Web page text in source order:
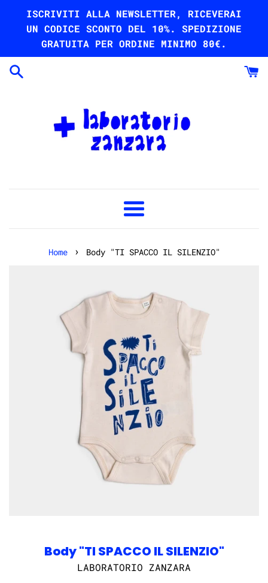
direttamente
contenuti
ISCRIVITI ALLA NEWSLETTER, RICEVERAI
UN CODICE SCONTO DEL 10%. SPEDIZIONE
GRATUITA PER ORDINE MINIMO 80€.
Menu
Home › Body "TI SPACCO IL SILENZIO"
Body "TI SPACCO IL SILENZIO"
LABORATORIO ZANZARA